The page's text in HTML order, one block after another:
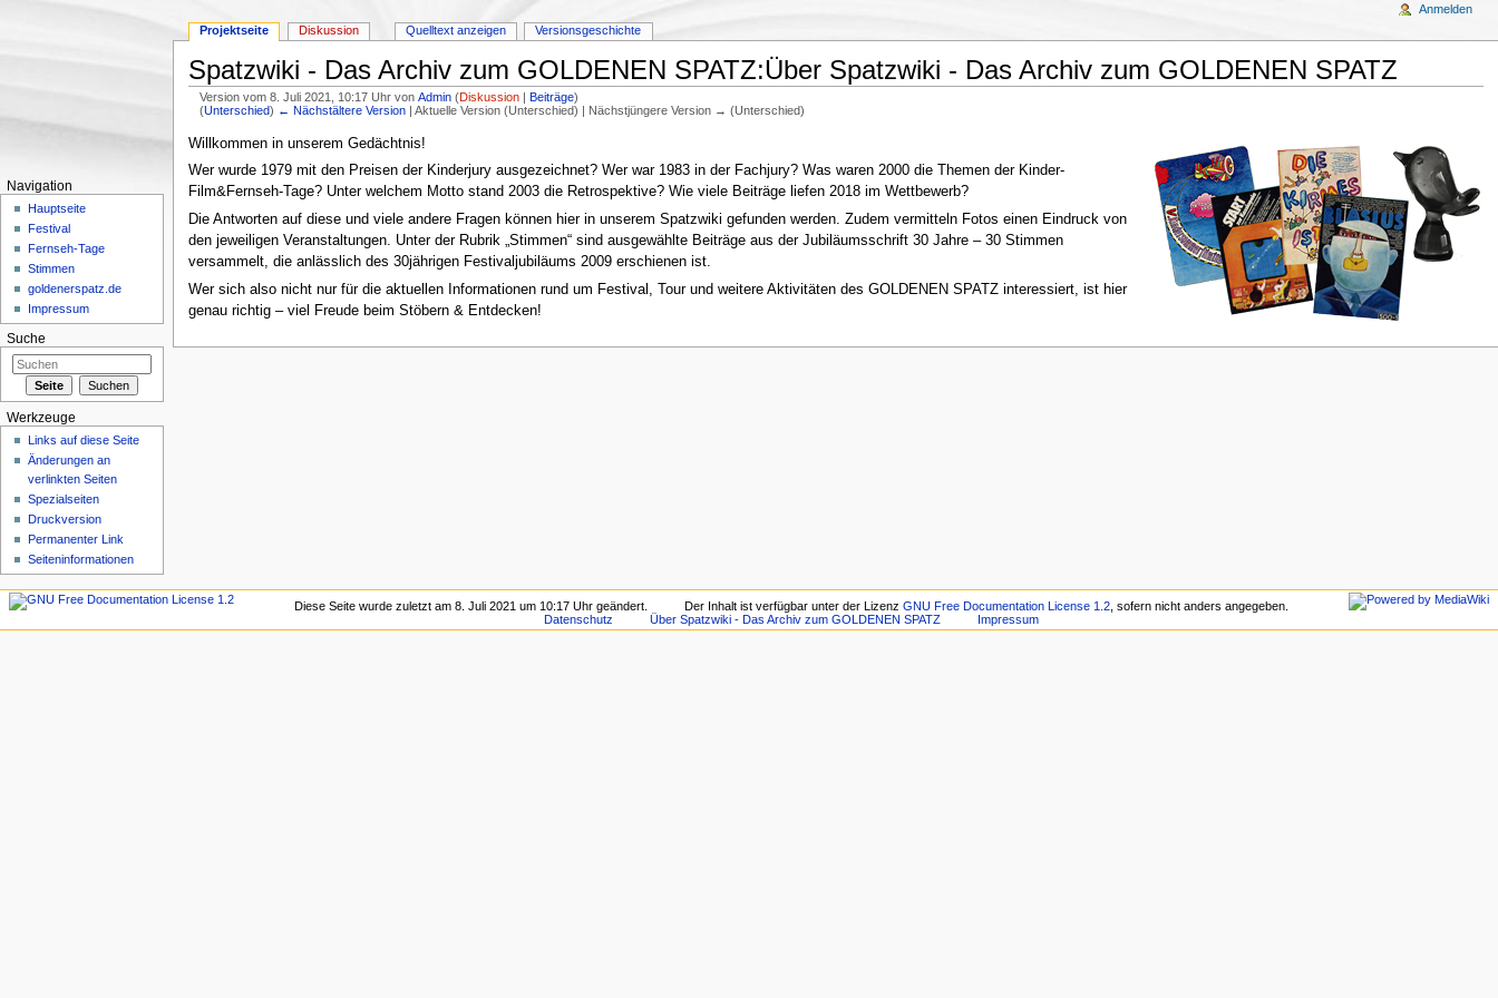
Spatzwiki - Das Archiv zum GOLDENEN SPATZ:Über Spatzwiki - Das Archiv zum GOLDENEN SPATZ
Version vom 8. Juli 2021, 10:17 Uhr vonAdmin (Diskussion |Beiträge)
(Unterschied) ← Nächstältere Version | Aktuelle Version (Unterschied) | Nächstjüngere Version → (Unterschied)
Willkommen in unserem Gedächtnis!
Wer wurde 1979 mit den Preisen der Kinderjury ausgezeichnet? Wer war 1983 in der Fachjury? Was waren 2000 die Themen der Kinder-
Film&Fernseh-Tage? Unter welchem Motto stand 2003 die Retrospektive? Wie viele Beiträge liefen 2018 im Wettbewerb?
Die Antworten auf diese und viele andere Fragen können hier in unserem Spatzwiki gefunden werden. Zudem vermitteln Fotos einen Eindruck von
den jeweiligen Veranstaltungen. Unter der Rubrik „Stimmen“ sind ausgewählte Beiträge aus der Jubiläumsschrift 30 Jahre – 30 Stimmen
versammelt, die anlässlich des 30jährigen Festivaljubiläums 2009 erschienen ist.
Wer sich also nicht nur für die aktuellen Informationen rund um Festival, Tour und weitere Aktivitäten des GOLDENEN SPATZ interessiert, ist hier
genau richtig – viel Freude beim Stöbern & Entdecken!
Projektseite Diskussion Quelltext anzeigen Versionsgeschichte
Anmelden
Navigation
Hauptseite
Festival
Fernseh-Tage
Stimmen
goldenerspatz.de
Impressum
Suche
Werkzeuge
Links auf diese Seite
Änderungen an
verlinkten Seiten
Spezialseiten
Druckversion
Permanenter Link
Seiten­informationen
Diese Seite wurde zuletzt am 8. Juli 2021 um 10:17 Uhr geändert. Der Inhalt ist verfügbar unter der Lizenz GNU Free Documentation License 1.2, sofern nicht anders angegeben.
Datenschutz
Über Spatzwiki - Das Archiv zum GOLDENEN SPATZ Impressum